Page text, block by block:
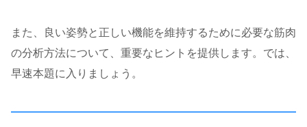
また、良い姿勢と正しい機能を維持するために必要な筋肉
の分析方法について、重要なヒントを提供します。では、
早速本題に入りましょう。